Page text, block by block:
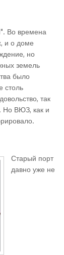
Во времена
и о доме
но
земель
было
столь
так
Но ВЮЗ, как и
Старый порт
давно уже не